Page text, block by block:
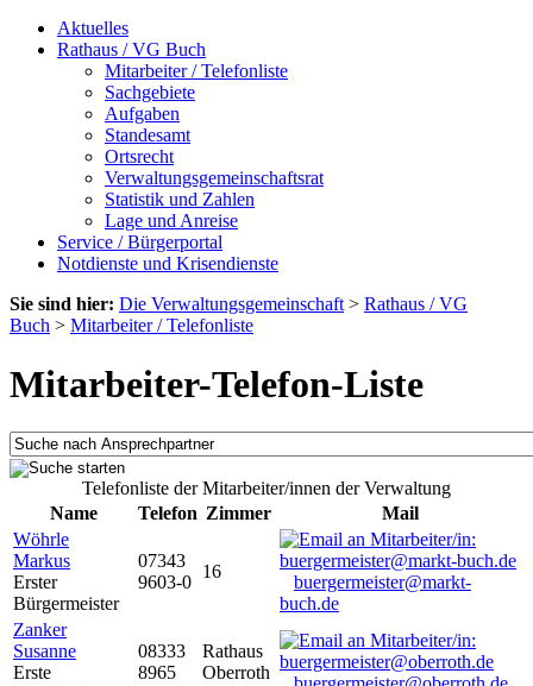
Aktuelles
Rathaus / VG Buch
Mitarbeiter / Telefonliste
Sachgebiete
Aufgaben
Standesamt
Ortsrecht
Verwaltungsgemeinschaftsrat
Statistik und Zahlen
Lage und Anreise
Service / Bürgerportal
Notdienste und Krisendienste
Sie sind hier: Die Verwaltungsgemeinschaft > Rathaus / VG
Buch > Mitarbeiter / Telefonliste
Mitarbeiter-Telefon-Liste
Telefonliste der Mitarbeiter/innen der Verwaltung
Name
Telefon Zimmer
Mail
Wöhrle
Markus
Erster
Bürgermeister
07343
9603-0
16
buergermeister@markt-
buch.de
Zanker
Susanne
Erste
08333
8965
Rathaus
Oberroth